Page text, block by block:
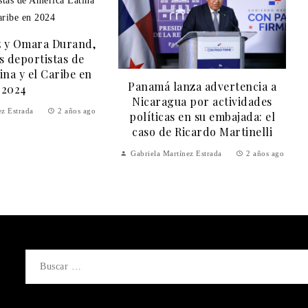
advertencia a
su embajada: el
Dina Boluarte anuncia aumento
del salario mínimo en medio de
críticas y recuperación
económica
Gabriela Martínez Estrada 2 años ago